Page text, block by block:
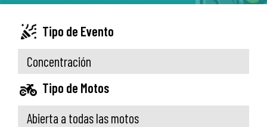
Tipo de Evento
Concentración
Tipo de Motos
Abierta a todas las motos